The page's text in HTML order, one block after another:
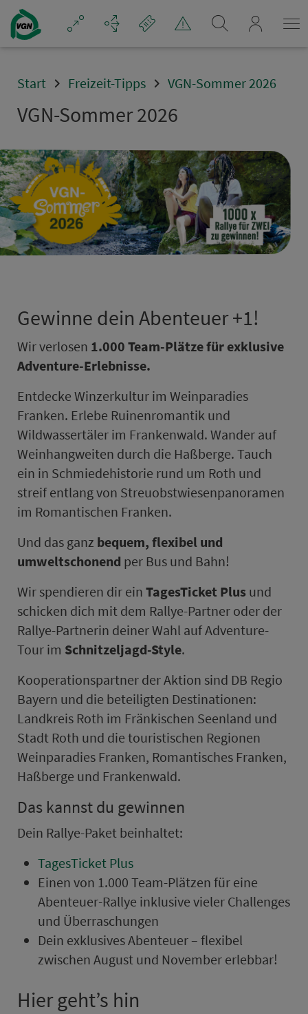
Navigation überspringen
Start Freizeit-Tipps VGN-Sommer 2026
VGN-Sommer 2026
Gewinne dein Abenteuer +1!
Wir verlosen 1.000 Team-Plätze fürexklusive
Adventure-Erlebnisse.
Entdecke Winzerkultur im Weinparadies
Franken. Erlebe Ruinenromantik und
Wildwassertäler im Frankenwald. Wander auf
Weinhangweiten durch die Haßberge. Tauch
ein in Schmiedehistorie rund um Roth und
streif ent­lang von Streu­obst­wie­senpanoramen
im Romantischen Franken.
Und das ganz bequem, flexibel und
umweltschonend per Bus und Bahn!
Wir spendieren dir ein TagesTicket Plus und
schicken dich mit dem Rallye-Partner oder der
Rallye-Partnerin deiner Wahl auf Adventure-
Tour im Schnitzeljagd-Style.
Ko­ope­ra­ti­onspartner der Aktion sind DB Regio
Bayern und die beteiligten Destinationen:
Land­kreis Roth im Frän­kischen Seenland und
Stadt Roth und die touristischen Regionen
Weinparadies Franken, Romantisches Franken,
Haßberge und Frankenwald.
Das kannst du gewinnen
Dein Rallye-Paket beinhaltet:
TagesTicket Plus
Einen von 1.000 Team-Plätzen für eine
Abenteuer-Rallye inklusive vieler Challenges
und Über­ra­schungen
Dein exklusives Abenteuer – flexibel
zwischen Au­gust und No­vem­ber erlebbar!
Hier geht’s hin